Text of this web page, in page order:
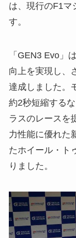
は、現行のF1マ
す。
「GEN3 Evo」
向上を実現し、
達成しました。
約2秒短縮する
ラスのレースを
力性能に優れた
たホイール・ト
りました。